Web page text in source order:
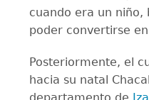
cuando era un niño,
poder convertirse
Posteriormente, el
hacia su natal